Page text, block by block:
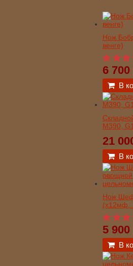
Нож
венге)
6
В
М390,
21
В
Нож
(х12мф,...
5
В